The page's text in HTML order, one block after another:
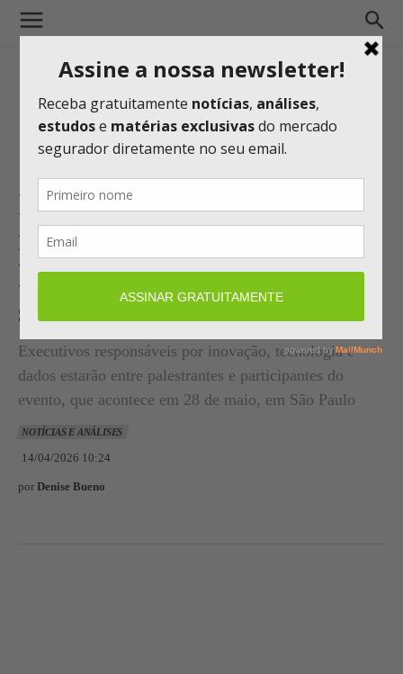
Insurtech Brasil 2026 destaca
inteligência artificial e reúne
líderes das principais
seguradoras do país
Executivos responsáveis por inovação, tecnologia e
dados estarão entre palestrantes e participantes do
evento, que acontece em 28 de maio, em São Paulo
NOTÍCIAS E ANÁLISES
14/04/2026 10:24
por Denise Bueno